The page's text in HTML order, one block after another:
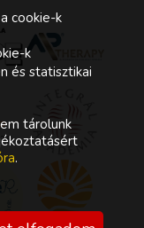
cookie-k
k
és statisztikai
tárolunk
.